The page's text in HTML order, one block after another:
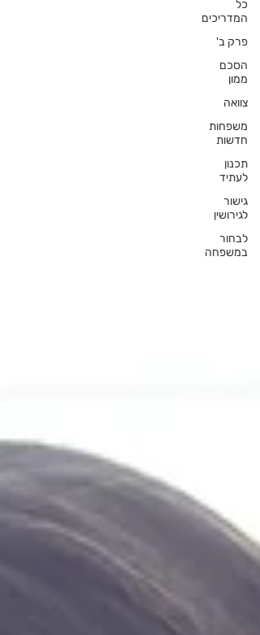
כל
המדריכים
פרק ב'
הסכם
ממון
צוואה
משפחות
חדשות
תכנון
לעתיד
גישור
לגירושין
לבחור
במשפחה